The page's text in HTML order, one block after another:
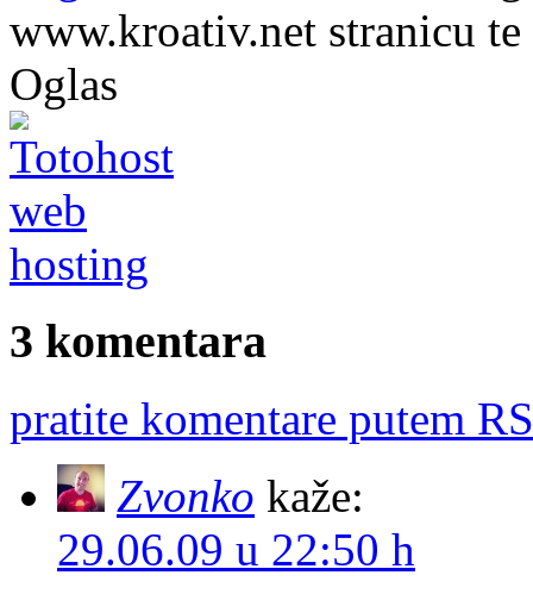
www.kroativ.net stranicu te
Oglas
3 komentara
pratite komentare putem
Zvonko kaže:
29.06.09 u 22:50 h